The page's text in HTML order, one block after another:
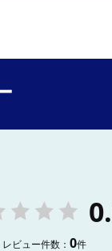
レビュー件数： 0件